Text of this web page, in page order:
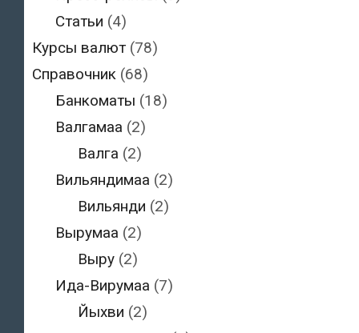
Статьи (4)
Курсы валют (78)
Справочник (68)
Банкоматы (18)
Валгамаа (2)
Валга (2)
Вильяндимаа (2)
Вильянди (2)
Вырумаа (2)
Выру (2)
Ида-Вирумаа (7)
Йыхви (2)